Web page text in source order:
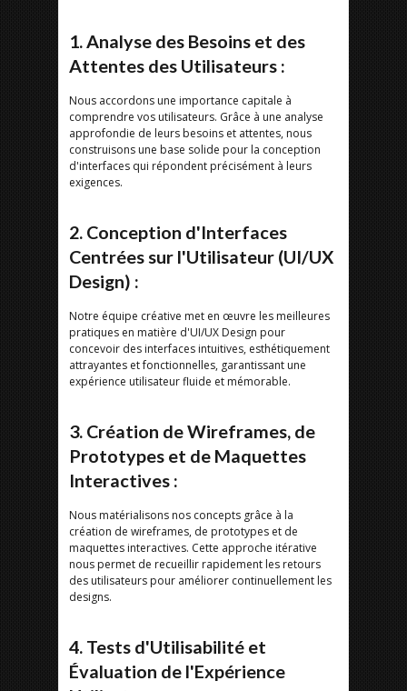
1. Analyse des Besoins et des
Attentes des Utilisateurs :
Nous accordons une importance capitale à
comprendre vos utilisateurs. Grâce à une analyse
approfondie de leurs besoins et attentes, nous
construisons une base solide pour la conception
d'interfaces qui répondent précisément à leurs
exigences.
2. Conception d'Interfaces
Centrées sur l'Utilisateur (UI/UX
Design) :
Notre équipe créative met en œuvre les meilleures
pratiques en matière d'UI/UX Design pour
concevoir des interfaces intuitives, esthétiquement
attrayantes et fonctionnelles, garantissant une
expérience utilisateur fluide et mémorable.
3. Création de Wireframes, de
Prototypes et de Maquettes
Interactives :
Nous matérialisons nos concepts grâce à la
création de wireframes, de prototypes et de
maquettes interactives. Cette approche itérative
nous permet de recueillir rapidement les retours
des utilisateurs pour améliorer continuellement les
designs.
4. Tests d'Utilisabilité et
Évaluation de l'Expérience